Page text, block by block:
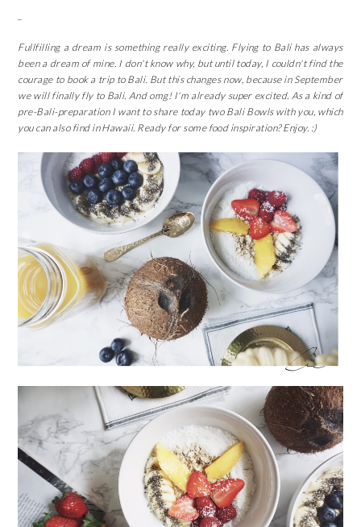
Fullfilling a dream is something really exciting. Flying to Bali has always
been a dream of mine. I don't know why, but until today, I couldn't find the
courage to book a trip to Bali. But this changes now, because in September
we will finally fly to Bali. And omg! I'm already super excited. As a kind of
pre-Bali-preparation I want to share today two Bali Bowls with you, which
you can also find in Hawaii. Ready for some food inspiration? Enjoy. :)